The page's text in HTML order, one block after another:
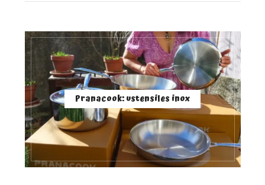
Pranacook: ustensiles inox